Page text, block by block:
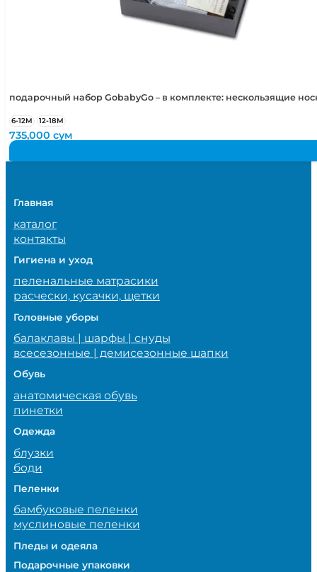
подарочный набор GobabyGo – в комплекте: нескользящие
6-12М 12-18М
735,000сум
Главная
каталог
контакты
Гигиена и уход
пеленальные матрасики
расчески, кусачки, щетки
Головные уборы
балаклавы | шарфы | снуды
всесезонные | демисезонные шапки
Обувь
анатомическая обувь
пинетки
Одежда
блузки
боди
Пеленки
бамбуковые пеленки
муслиновые пеленки
Пледы и одеяла
Подарочные упаковки